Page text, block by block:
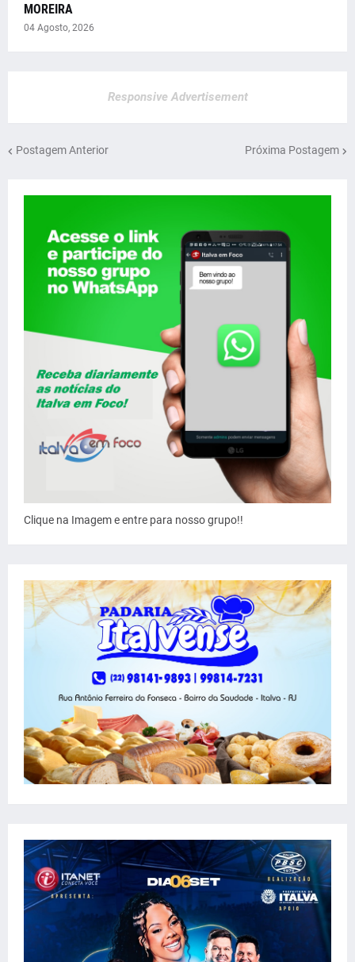
MOREIRA
04 Agosto, 2026
Responsive Advertisement
Postagem Anterior Próxima Postagem
Clique na Imagem e entre para nosso grupo!!